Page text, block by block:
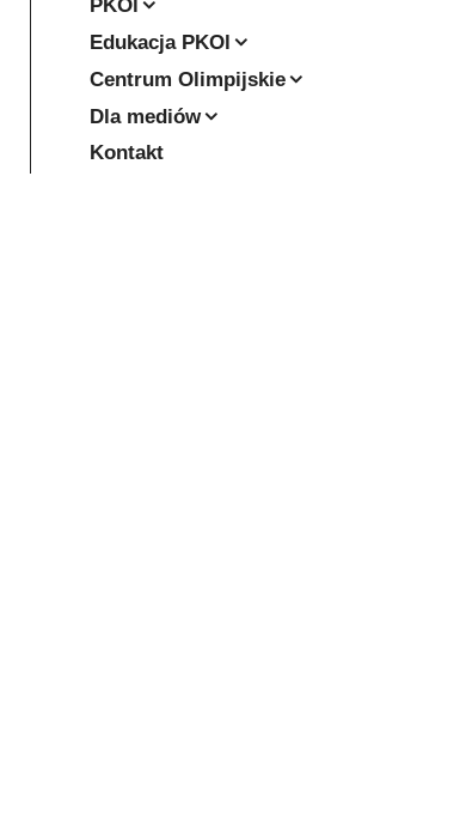
PKOl
Edukacja PKOl
Centrum Olimpijskie
Dla mediów
Kontakt